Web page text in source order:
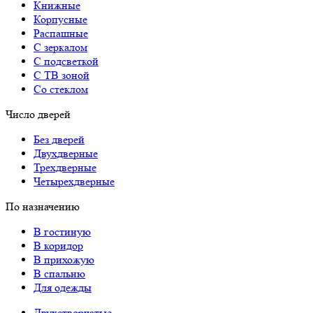
Книжные
Корпусные
Распашные
С зеркалом
С подсветкой
С ТВ зоной
Со стеклом
Число дверей
Без дверей
Двухдверные
Трехдверные
Четырехдверные
По назначению
В гостиную
В коридор
В прихожую
В спальню
Для одежды